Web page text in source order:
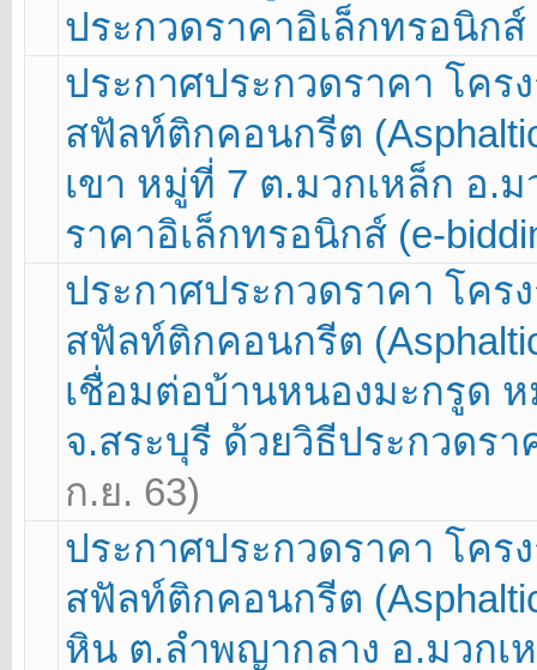
ประกวดราคาอิเล็กทรอนิก
ประกาศประกวดราคา โคร
สฟัลท์ติกคอนกรีต
เขา หมู่ที่ 7 ต.มวกเหล็ก อ.
ราคาอิเล็กทรอนิกส์ (e-
ประกาศประกวดราคา โคร
สฟัลท์ติกคอนกรีต
เชื่อมต่อบ้านหนองมะกรูด ห
จ.สระบุรี ด้วยวิธีประกวดร
ก.ย. 63)
ประกาศประกวดราคา โคร
สฟัลท์ติกคอนกรีต
หิน ต.ลำพญากลาง อ.มวกเ